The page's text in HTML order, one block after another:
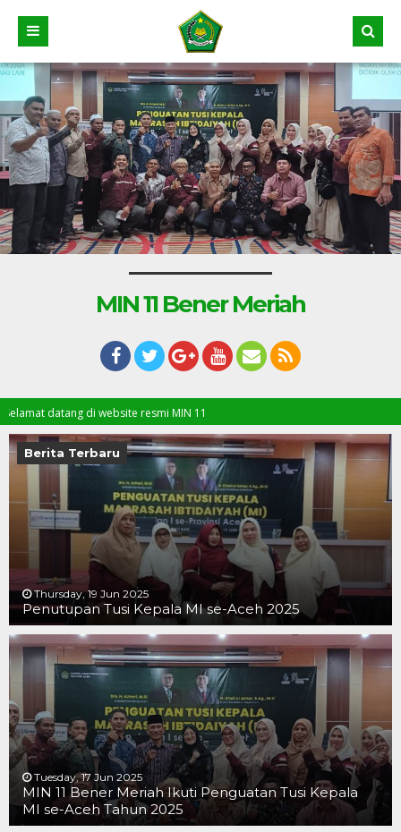
MIN 11 Bener Meriah
di website resmi MIN 11
Berita Terbaru
Thursday, 19 Jun 2025
Penutupan Tusi Kepala MI se-Aceh 2025
Tuesday, 17 Jun 2025
MIN 11 Bener Meriah Ikuti Penguatan Tusi Kepala
MI se-Aceh Tahun 2025
19 JUN 2025
19 JUN 2025
16 JUN 2025